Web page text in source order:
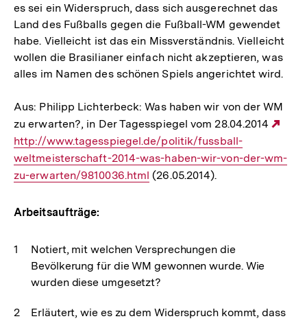
es sei ein Widerspruch, dass sich ausgerechnet das
Land des Fußballs gegen die Fußball-WM gewendet
habe. Vielleicht ist das ein Missverständnis. Vielleicht
wollen die Brasilianer einfach nicht akzeptieren, was
alles im Namen des schönen Spiels angerichtet wird.
Aus: Philipp Lichterbeck: Was haben wir von der WM
zu erwarten?, in Der Tagesspiegel vom 28.04.2014
http://www.tagesspiegel.de/politik/fussball-
weltmeisterschaft-2014-was-haben-wir-von-der-wm-
zu-erwarten/9810036.html (26.05.2014).
Arbeitsaufträge:
Notiert, mit welchen Versprechungen die
Bevölkerung für die WM gewonnen wurde. Wie
wurden diese umgesetzt?
Erläutert, wie es zu dem Widerspruch kommt, dass